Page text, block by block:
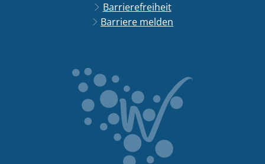
Barrierefreiheit
Barriere melden